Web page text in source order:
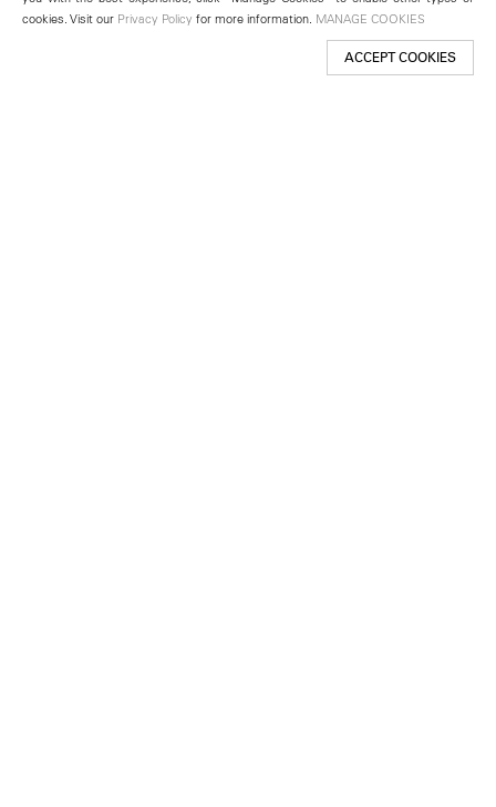
cookies. Visit our Privacy Policy for more information. MANAGE COOKIES
ACCEPT COOKIES